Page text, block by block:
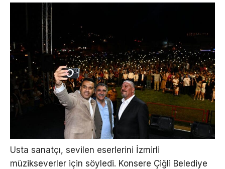
Usta sanatçı, sevilen eserlerini İzmirli
müzikseverler için söyledi. Konsere Çiğli Belediye